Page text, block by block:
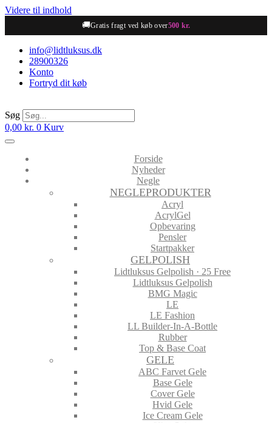
Videre til indhold
🚚Gratis fragt ved køb over500 kr.
info@lidtluksus.dk
28900326
Konto
Fortryd dit køb
Søg
0,00 kr. 0 Kurv
Forside
Nyheder
Negle
NEGLEPRODUKTER
Acryl
AcrylGel
Opbevaring
Pensler
Startpakker
GELPOLISH
Lidtluksus Gelpolish · 25 Free
Lidtluksus Gelpolish
BMG Magic
LE
LE Fashion
LL Builder-In-A-Bottle
Rubber
Top & Base Coat
GELE
ABC Farvet Gele
Base Gele
Cover Gele
Hvid Gele
Ice Cream Gele